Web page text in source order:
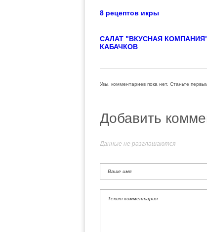
8 рецептов икры
САЛАТ "ВКУСНАЯ
КАБАЧКОВ
Увы, комментариев пока нет. Станьте
Добавить
Данные не разглашаются